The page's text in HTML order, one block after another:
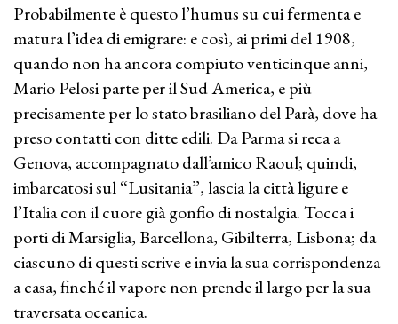
Probabilmente è questo l’humus su cui fermenta e
matura l’idea di emigrare: e così, ai primi del 1908,
quando non ha ancora compiuto venticinque anni,
Mario Pelosi parte per il Sud America, e più
precisamente per lo stato brasiliano del Parà, dove ha
preso contatti con ditte edili. Da Parma si reca a
Genova, accompagnato dall’amico Raoul; quindi,
imbarcatosi sul “Lusitania”, lascia la città ligure e
l’Italia con il cuore già gonfio di nostalgia. Tocca i
porti di Marsiglia, Barcellona, Gibilterra, Lisbona; da
ciascuno di questi scrive e invia la sua corrispondenza
a casa, finché il vapore non prende il largo per la sua
traversata oceanica.